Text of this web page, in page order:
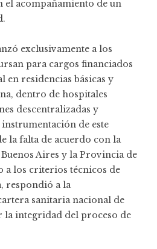
el acompañamiento de un
exclusivamente a los
para cargos financiados
en residencias básicas y
dentro de hospitales
descentralizadas y
de este
la falta de acuerdo con la
Aires y la Provincia de
a los criterios técnicos de
respondió a la
sanitaria nacional de
la integridad del proceso de